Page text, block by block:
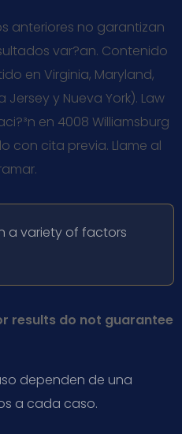
anteriores no garantizan
var?­an. Contenido
en Virginia, Maryland,
y Nueva York). Law
en 4008 Williamsburg
con cita previa. Llame al
a variety of factors
results do not guarantee
dependen de una
a cada caso.